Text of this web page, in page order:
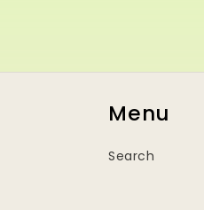
Menu
Search